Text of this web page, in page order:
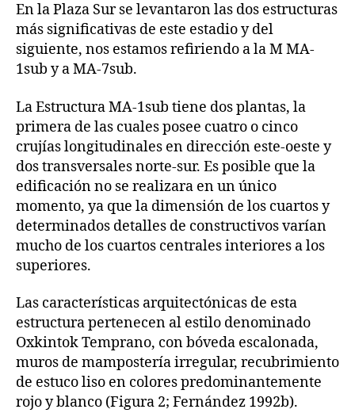
En la Plaza Sur se levantaron las dos estructuras
más significativas de este estadio y del
siguiente, nos estamos refiriendo a la M MA-
1sub y a MA-7sub.
La Estructura MA-1sub tiene dos plantas, la
primera de las cuales posee cuatro o cinco
crujías longitudinales en dirección este-oeste y
dos transversales norte-sur. Es posible que la
edificación no se realizara en un único
momento, ya que la dimensión de los cuartos y
determinados detalles de constructivos varían
mucho de los cuartos centrales interiores a los
superiores.
Las características arquitectónicas de esta
estructura pertenecen al estilo denominado
Oxkintok Temprano, con bóveda escalonada,
muros de mampostería irregular, recubrimiento
de estuco liso en colores predominantemente
rojo y blanco (Figura 2; Fernández 1992b).